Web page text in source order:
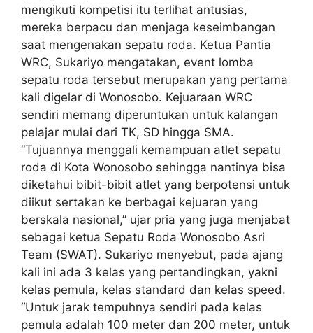
mengikuti kompetisi itu terlihat antusias,
mereka berpacu dan menjaga keseimbangan
saat mengenakan sepatu roda. Ketua Pantia
WRC, Sukariyo mengatakan, event lomba
sepatu roda tersebut merupakan yang pertama
kali digelar di Wonosobo. Kejuaraan WRC
sendiri memang diperuntukan untuk kalangan
pelajar mulai dari TK, SD hingga SMA.
“Tujuannya menggali kemampuan atlet sepatu
roda di Kota Wonosobo sehingga nantinya bisa
diketahui bibit-bibit atlet yang berpotensi untuk
diikut sertakan ke berbagai kejuaran yang
berskala nasional,” ujar pria yang juga menjabat
sebagai ketua Sepatu Roda Wonosobo Asri
Team (SWAT). Sukariyo menyebut, pada ajang
kali ini ada 3 kelas yang pertandingkan, yakni
kelas pemula, kelas standard dan kelas speed.
“Untuk jarak tempuhnya sendiri pada kelas
pemula adalah 100 meter dan 200 meter, untuk